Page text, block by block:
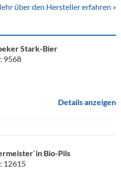
über den Hersteller erfahren »
Stark-Bier
9568
Details anzeigen
Bio-Pils
12615